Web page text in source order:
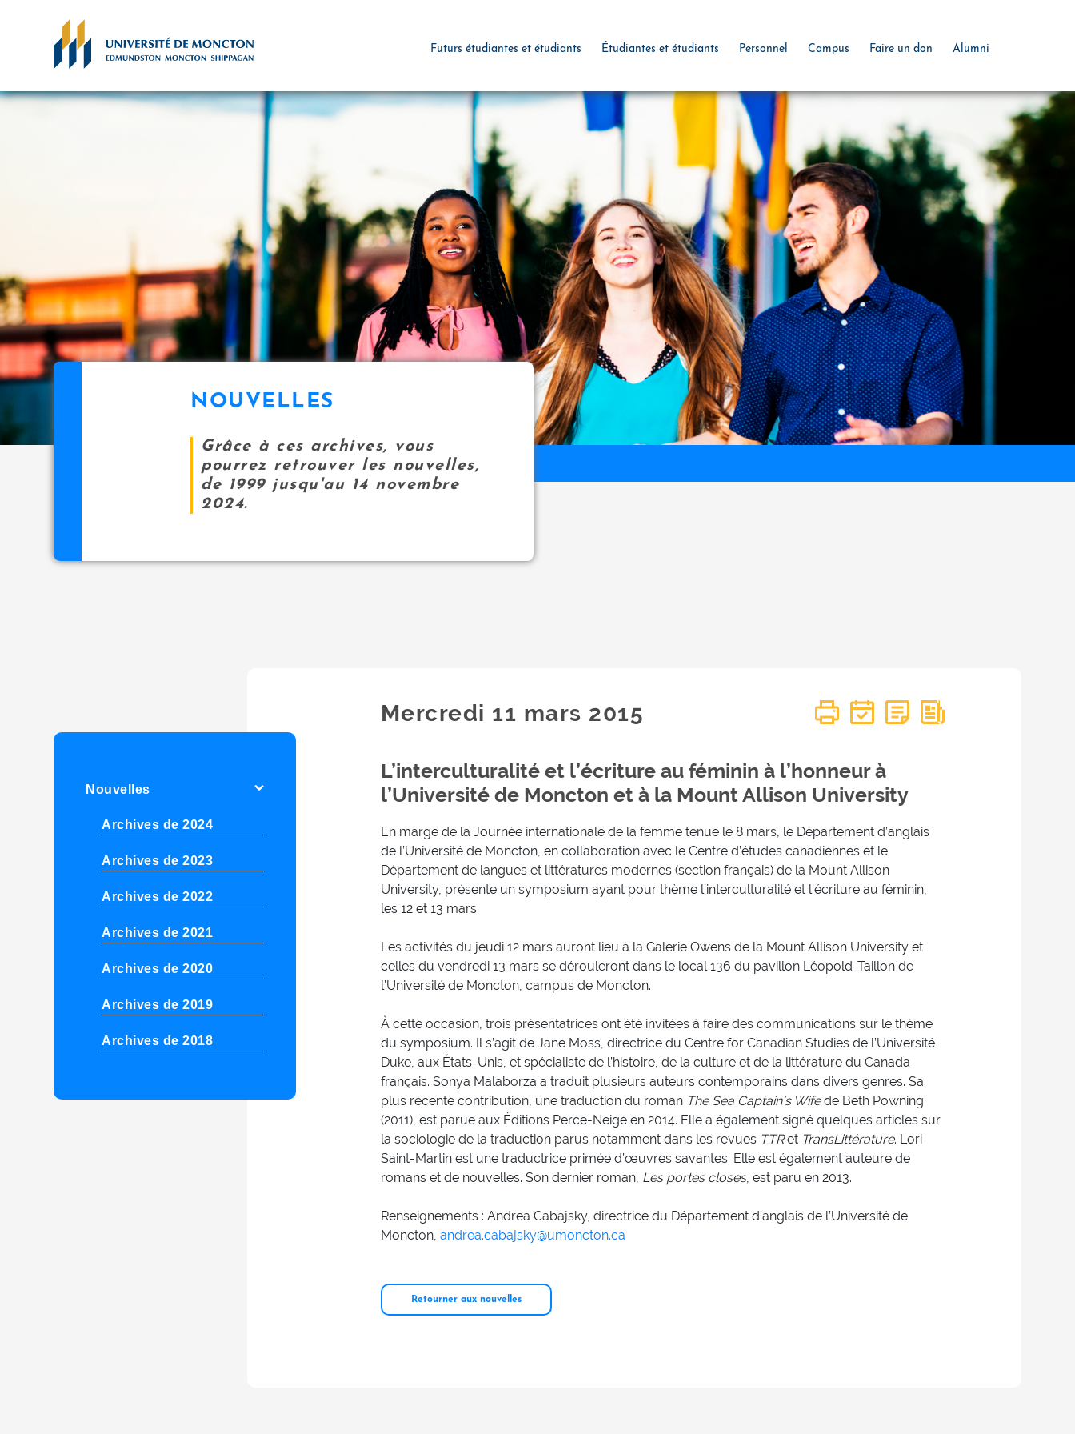
Futurs étudiantes et étudiants Étudiantes et étudiants Personnel Campus Faire un don Alumni
NOUVELLES
Grâce à ces archives, vous
pourrez retrouver les nouvelles,
de 1999 jusqu'au 14 novembre
2024.
Nouvelles
Archives de 2024
Archives de 2023
Archives de 2022
Archives de 2021
Archives de 2020
Archives de 2019
Archives de 2018
Mercredi 11 mars 2015
L’interculturalité et l’écriture au féminin à l’honneur à
l’Université de Moncton et à la Mount Allison University
En marge de la Journée internationale de la femme tenue le 8 mars, le Département d’anglais
de l’Université de Moncton, en collaboration avec le Centre d’études canadiennes et le
Département de langues et littératures modernes (section français) de la Mount Allison
University, présente un symposium ayant pour thème l’interculturalité et l’écriture au féminin,
les 12 et 13 mars.
Les activités du jeudi 12 mars auront lieu à la Galerie Owens de la Mount Allison University et
celles du vendredi 13 mars se dérouleront dans le local 136 du pavillon Léopold-Taillon de
l’Université de Moncton, campus de Moncton.
À cette occasion, trois présentatrices ont été invitées à faire des communications sur le thème
du symposium. Il s’agit de Jane Moss, directrice du Centre for Canadian Studies de l’Université
Duke, aux États-Unis, et spécialiste de l’histoire, de la culture et de la littérature du Canada
français. Sonya Malaborza a traduit plusieurs auteurs contemporains dans divers genres. Sa
plus récente contribution, une traduction du roman The Sea Captain’s Wifede Beth Powning
(2011), est parue aux Éditions Perce-Neige en 2014. Elle a également signé quelques articles sur
la sociologie de la traduction parus notamment dans les revues TTRet TransLittérature. Lori
Saint-Martin est une traductrice primée d’œuvres savantes. Elle est également auteure de
romans et de nouvelles. Son dernier roman, Les portes closes, est paru en 2013.
Renseignements : Andrea Cabajsky, directrice du Département d’anglais de l’Université de
Moncton, andrea.cabajsky@umoncton.ca
Retourner aux nouvelles